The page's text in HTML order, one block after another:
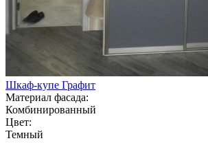
Шкаф-купе Графит
Материал фасада:
Комбинированный
Цвет:
Темный